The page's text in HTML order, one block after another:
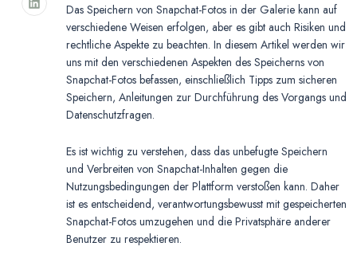
Das Speichern von Snapchat-Fotos in der Galerie kann auf
verschiedene Weisen erfolgen, aber es gibt auch Risiken und
rechtliche Aspekte zu beachten. In diesem Artikel werden wir
uns mit den verschiedenen Aspekten des Speicherns von
Snapchat-Fotos befassen, einschließlich Tipps zum sicheren
Speichern, Anleitungen zur Durchführung des Vorgangs und
Datenschutzfragen.
Es ist wichtig zu verstehen, dass das unbefugte Speichern
und Verbreiten von Snapchat-Inhalten gegen die
Nutzungsbedingungen der Plattform verstoßen kann. Daher
ist es entscheidend, verantwortungsbewusst mit gespeicherten
Snapchat-Fotos umzugehen und die Privatsphäre anderer
Benutzer zu respektieren.